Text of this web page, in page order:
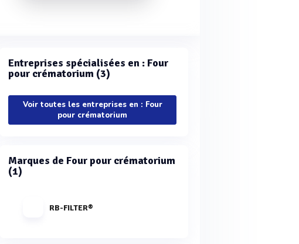
Entreprises spécialisées en : Four
pour crématorium (3)
Voir toutes les entreprises en : Four
pour crématorium
Marques de Four pour crématorium
(1)
RB-FILTER®